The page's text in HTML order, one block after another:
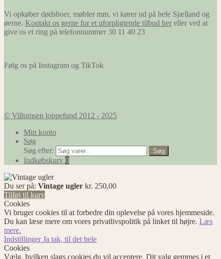
Vi opkøber dødsboer, møbler mm. vi kører ud på hele Sjælland og
øerne. Kontakt os gerne for et uforpligtende tilbud her eller ved at
give os et ring på telefonnummer 30 11 40 23
Følg os på Instagram og TikTok
© Villumsen loppefund 2012 - 2025
Min konto
Søg
Søg efter:
Søg
Indkøbskurv 0
Du ser på: Vintage ugler kr. 250,00
Tilføj til kurv
Cookies
Vi bruger cookies til at forbedre din oplevelse på vores hjemmeside.
Du kan læse mere om vores privatlivspolitik på linket til højre. Læs
mere.
IndstillingerJa tak, til det hele
Cookies
Vælg, hvilken slags cookies du vil acceptere. Dit valg gemmes i et